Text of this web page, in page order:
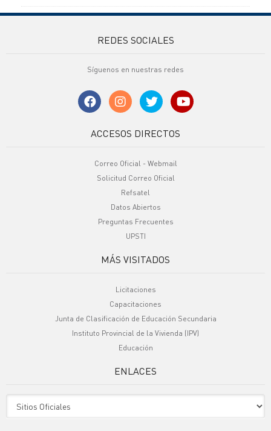
REDES SOCIALES
Síguenos en nuestras redes
ACCESOS DIRECTOS
Correo Oficial - Webmail
Solicitud Correo Oficial
Refsatel
Datos Abiertos
Preguntas Frecuentes
UPSTI
MÁS VISITADOS
Licitaciones
Capacitaciones
Junta de Clasificación de Educación Secundaria
Instituto Provincial de la Vivienda (IPV)
Educación
ENLACES